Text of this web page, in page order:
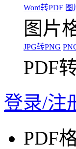
Word转PDF 图
图片
JPG转PNG
PDF
登录/注
PDF